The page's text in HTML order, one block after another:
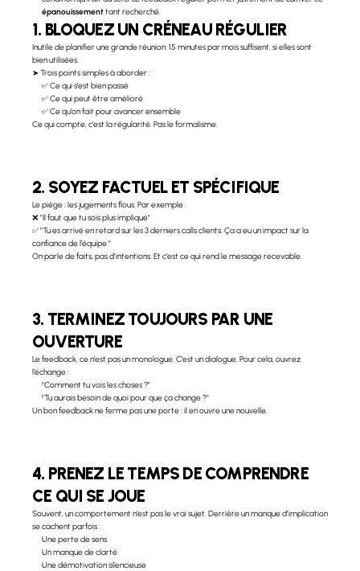
épanouissement tant recherché.
1. BLOQUEZ UN CRÉNEAU RÉGULIER
Inutile de planifier une grande réunion. 15 minutes par mois suffisent, si elles sont
bien utilisées.
➤ Trois points simples à aborder :
✅ Ce qui s’est bien passé
✅ Ce qui peut être amélioré
✅ Ce qu’on fait pour avancer ensemble
Ce qui compte, c’est la régularité. Pas le formalisme.
2. SOYEZ FACTUEL ET SPÉCIFIQUE
Le piège : les jugements flous. Par exemple :
❌ "Il faut que tu sois plus impliqué"
✅ "Tu es arrivé en retard sur les 3 derniers calls clients. Ça a eu un impact sur la
confiance de l’équipe."
On parle de faits, pas d’intentions. Et c’est ce qui rend le message recevable.
3. TERMINEZ TOUJOURS PAR UNE
OUVERTURE
Le feedback, ce n’est pas un monologue. C’est un dialogue. Pour cela, ouvrez
l’échange :
"Comment tu vois les choses ?"
"Tu aurais besoin de quoi pour que ça change ?"
Un bon feedback ne ferme pas une porte : il en ouvre une nouvelle.
4. PRENEZ LE TEMPS DE COMPRENDRE
CE QUI SE JOUE
Souvent, un comportement n’est pas le vrai sujet. Derrière un manque d’implication
se cachent parfois :
Une perte de sens
Un manque de clarté
Une démotivation silencieuse